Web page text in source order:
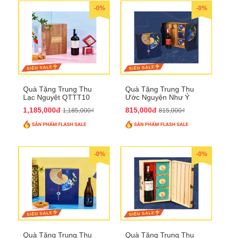
-0%
Quà Tặng Trung Thu
Lạc Nguyệt QTTT10
1,185,000đ 1,185,000₫
-0%
Quà Tặng Trung Thu
Ước Nguyện Như Ý
815,000đ 815,000₫
-0%
Quà Tặng Trung Thu
-0%
Quà Tặng Trung Thu